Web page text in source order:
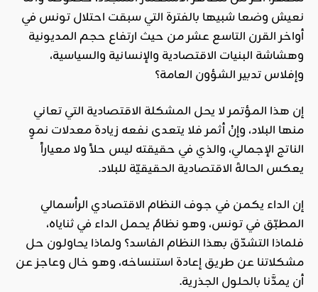
نعيش وضعا شبيها بالفترة التي سبقت احتلال تونس في
أواخر القرن التاسع عشر من حيث ارتفاع حجم المديونية
وهشاشة البنيات الاقتصادية والإنسانية والسياسية،
وإفلاس تدبير الشؤون العامة؟
إن هذا المؤتمر لا يحل المشكلة الاقتصادية التي تعاني
منها البلاد، وإنْ أثمر فلا يتعدى نفعه زيادة معدلات نموِ
الناتج الإجمالي، والذي في حقيقته ليس حلاً ولا معياراً
يعكس الحالةَ الاقتصادية الحقيقيّة للبلاد.
إن الداء يكمن في جوف النظام الاقتصادي الرأسمالي
المطبّق في تونس، وهو نظامٌ يحمل الداء في ثناياه،
فلماذا التشدّق بهذا النظام الفاسد؟ ولماذا يحاولون حل
مشكلاتنا عن طريق إعادة استنساخه، وهو خال وعاجز عن
أن يمدَّنا بالحلول الجذرية.